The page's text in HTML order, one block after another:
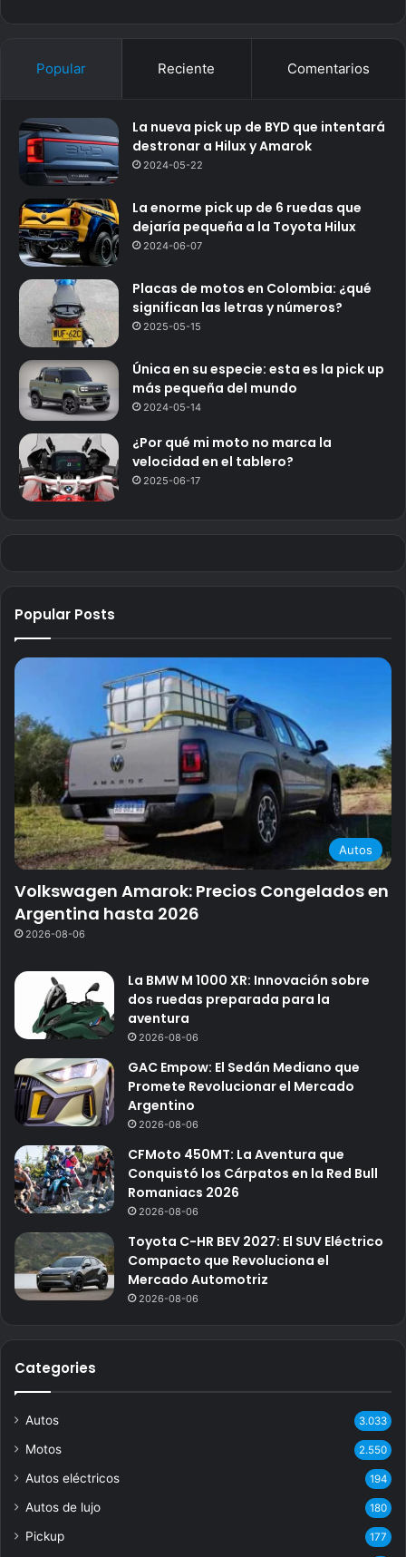
Popular Reciente Comentarios
La nueva pick up de BYD que intentará
destronar a Hilux y Amarok
2024-05-22
La enorme pick up de 6 ruedas que
dejaría pequeña a la Toyota Hilux
2024-06-07
Placas de motos en Colombia: ¿qué
significan las letras y números?
2025-05-15
Única en su especie: esta es la pick up
más pequeña del mundo
2024-05-14
¿Por qué mi moto no marca la
velocidad en el tablero?
2025-06-17
Popular Posts
Autos
Volkswagen Amarok: Precios Congelados en
Argentina hasta 2026
2026-08-06
La BMW M 1000 XR: Innovación sobre
dos ruedas preparada para la
aventura
2026-08-06
GAC Empow: El Sedán Mediano que
Promete Revolucionar el Mercado
Argentino
2026-08-06
CFMoto 450MT: La Aventura que
Conquistó los Cárpatos en la Red Bull
Romaniacs 2026
2026-08-06
Toyota C-HR BEV 2027: El SUV Eléctrico
Compacto que Revoluciona el
Mercado Automotriz
2026-08-06
Categories
Autos 3.033
Motos 2.550
Autos eléctricos 194
Autos de lujo 180
Pickup 177